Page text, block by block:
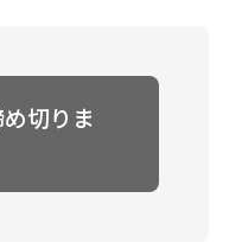
切りま